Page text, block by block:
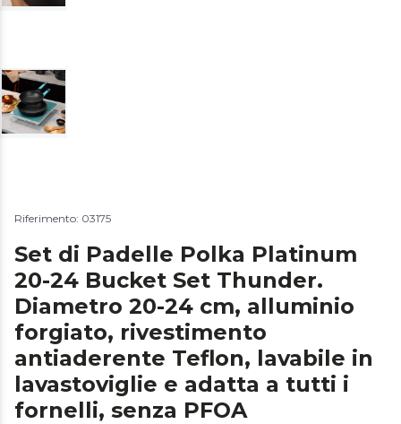
Riferimento: 03175
Set di Padelle Polka Platinum
20-24 Bucket Set Thunder.
Diametro 20-24 cm, alluminio
forgiato, rivestimento
antiaderente Teflon, lavabile in
lavastoviglie e adatta a tutti i
fornelli, senza PFOA